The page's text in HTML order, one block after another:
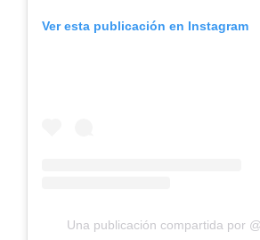
Ver esta publicación en Instagram
Una publicación compartida por